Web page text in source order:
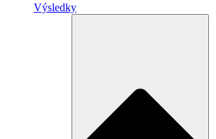
Výsledky